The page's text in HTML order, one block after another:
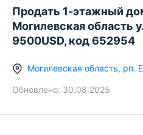
Продать 1-этажный
Могилевская область
9500USD, код 652954
Могилевская область, рп.
Обновлено: 30.08.2025